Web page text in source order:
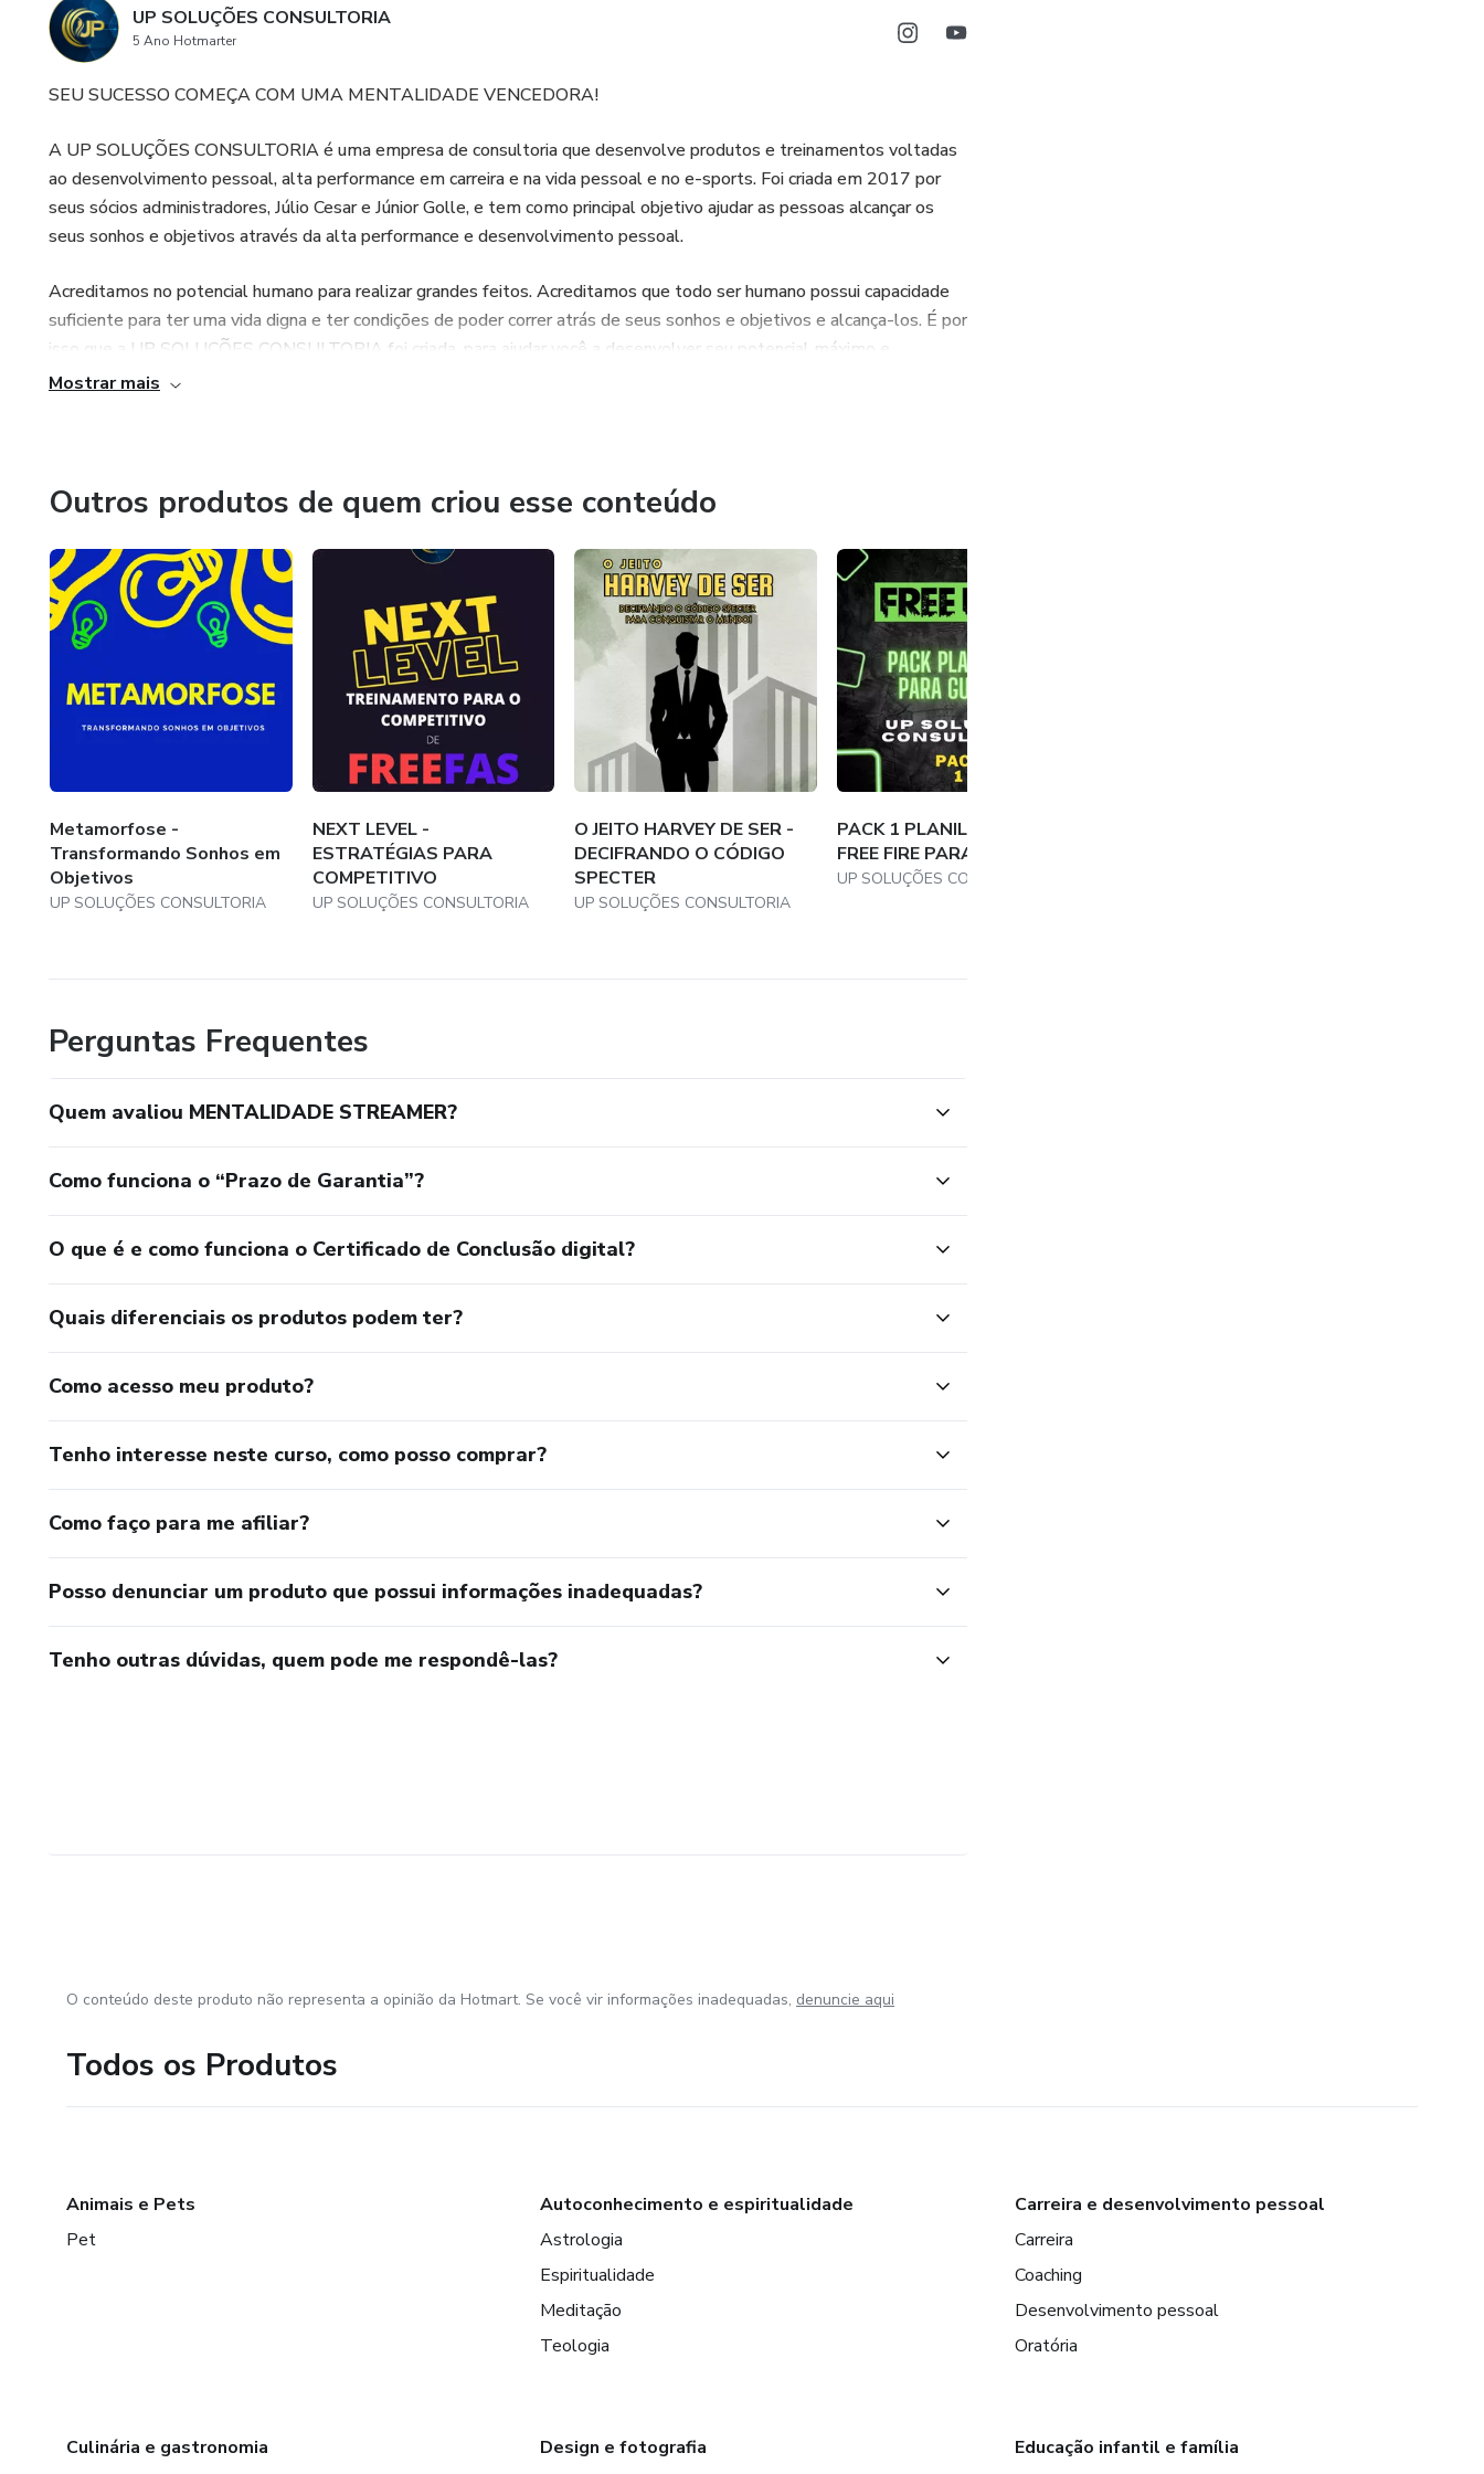
UP SOLUÇÕES CONSULTORIA
5 Ano Hotmarter
SEU SUCESSO COMEÇA COM UMA MENTALIDADE VENCEDORA!
A UP SOLUÇÕES CONSULTORIA é uma empresa de consultoria que desenvolve produtos e treinamentos voltadas
ao desenvolvimento pessoal, alta performance em carreira e na vida pessoal e no e-sports. Foi criada em 2017 por
seus sócios administradores, Júlio Cesar e Júnior Golle, e tem como principal objetivo ajudar as pessoas alcançar os
seus sonhos e objetivos através da alta performance e desenvolvimento pessoal.
Acreditamos no potencial humano para realizar grandes feitos. Acreditamos que todo ser humano possui capacidade
suficiente para ter uma vida digna e ter condições de poder correr atrás de seus sonhos e objetivos e alcança-los. É por
isso que a UP SOLUÇÕES CONSULTORIA foi criada, para ajudar você a desenvolver seu potencial máximo e
conquistar através da alta performance os tão almejados objetivos e a tão sonhada vida cheio de condições e
Mostrar mais
Outros produtos de quem criou esse conteúdo
Metamorfose -
Transformando Sonhos em
Objetivos
UP SOLUÇÕES CONSULTORIA
NEXT LEVEL -
ESTRATÉGIAS PARA
COMPETITIVO
UP SOLUÇÕES CONSULTORIA
O JEITO HARVEY DE SER -
DECIFRANDO O CÓDIGO
SPECTER
UP SOLUÇÕES CONSULTORIA
PACK 1 PLANILHAS DE
FREE FIRE PARA GUILDAS
UP SOLUÇÕES CONSULTORIA
Perguntas Frequentes
Quem avaliou MENTALIDADE STREAMER?
Como funciona o “Prazo de Garantia”?
O que é e como funciona o Certificado de Conclusão digital?
Quais diferenciais os produtos podem ter?
Como acesso meu produto?
Tenho interesse neste curso, como posso comprar?
Como faço para me afiliar?
Posso denunciar um produto que possui informações inadequadas?
Tenho outras dúvidas, quem pode me respondê-las?
O conteúdo deste produto não representa a opinião da Hotmart. Se você vir informações inadequadas, denuncie aqui
Todos os Produtos
Animais e Pets
Pet
Autoconhecimento e espiritualidade
Astrologia
Espiritualidade
Meditação
Teologia
Carreira e desenvolvimento pessoal
Carreira
Coaching
Desenvolvimento pessoal
Oratória
Culinária e gastronomia
Design e fotografia
Educação infantil e família